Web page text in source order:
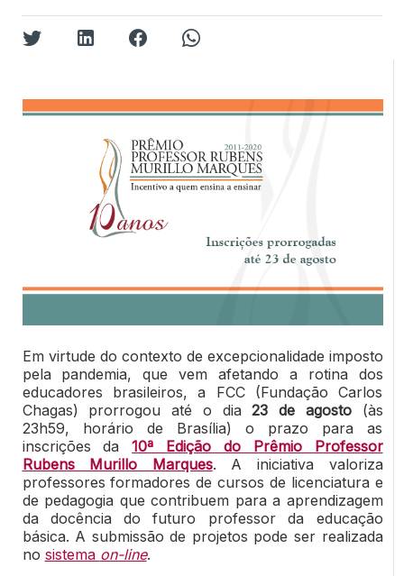
Em virtude do contexto de excepcionalidade imposto
pela pandemia, que vem afetando a rotina dos
educadores brasileiros, a FCC (Fundação Carlos
Chagas) prorrogou até o dia23 de agosto(às
23h59, horário de Brasília) o prazo para as
inscrições da10ª Edição do Prêmio Professor
Rubens Murillo Marques. A iniciativa valoriza
professores formadores de cursos de licenciatura e
de pedagogia que contribuem para a aprendizagem
da docência do futuro professor da educação
básica. A submissão de projetos pode ser realizada
no sistema on-line.